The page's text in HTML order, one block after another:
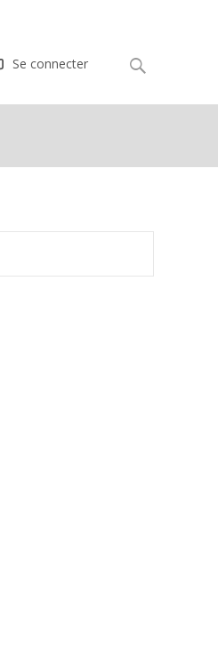
Se connecter Rechercher :